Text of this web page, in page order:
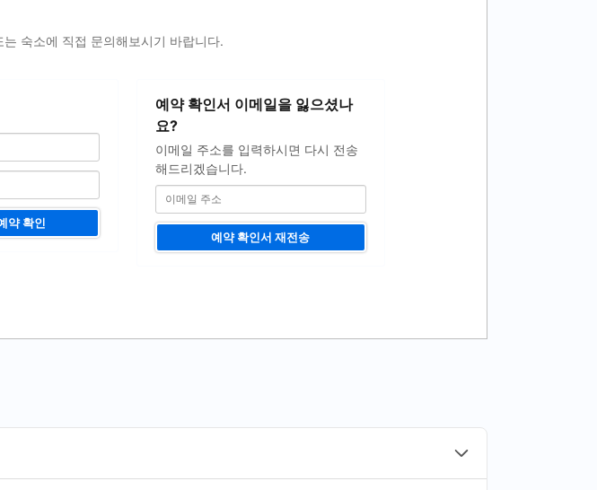
숙소에 직접 문의해보시기 바랍니다.
약 확인
예약 확인서 이메일을 잃으셨나
요?
이메일 주소를 입력하시면 다시 전송
해드리겠습니다.
예약 확인서 재전송